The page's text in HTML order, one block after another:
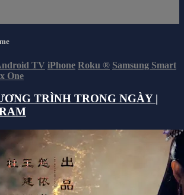
TV iPhone Roku ® Samsung Smart
One
TRÌNH TRONG NGÀY |